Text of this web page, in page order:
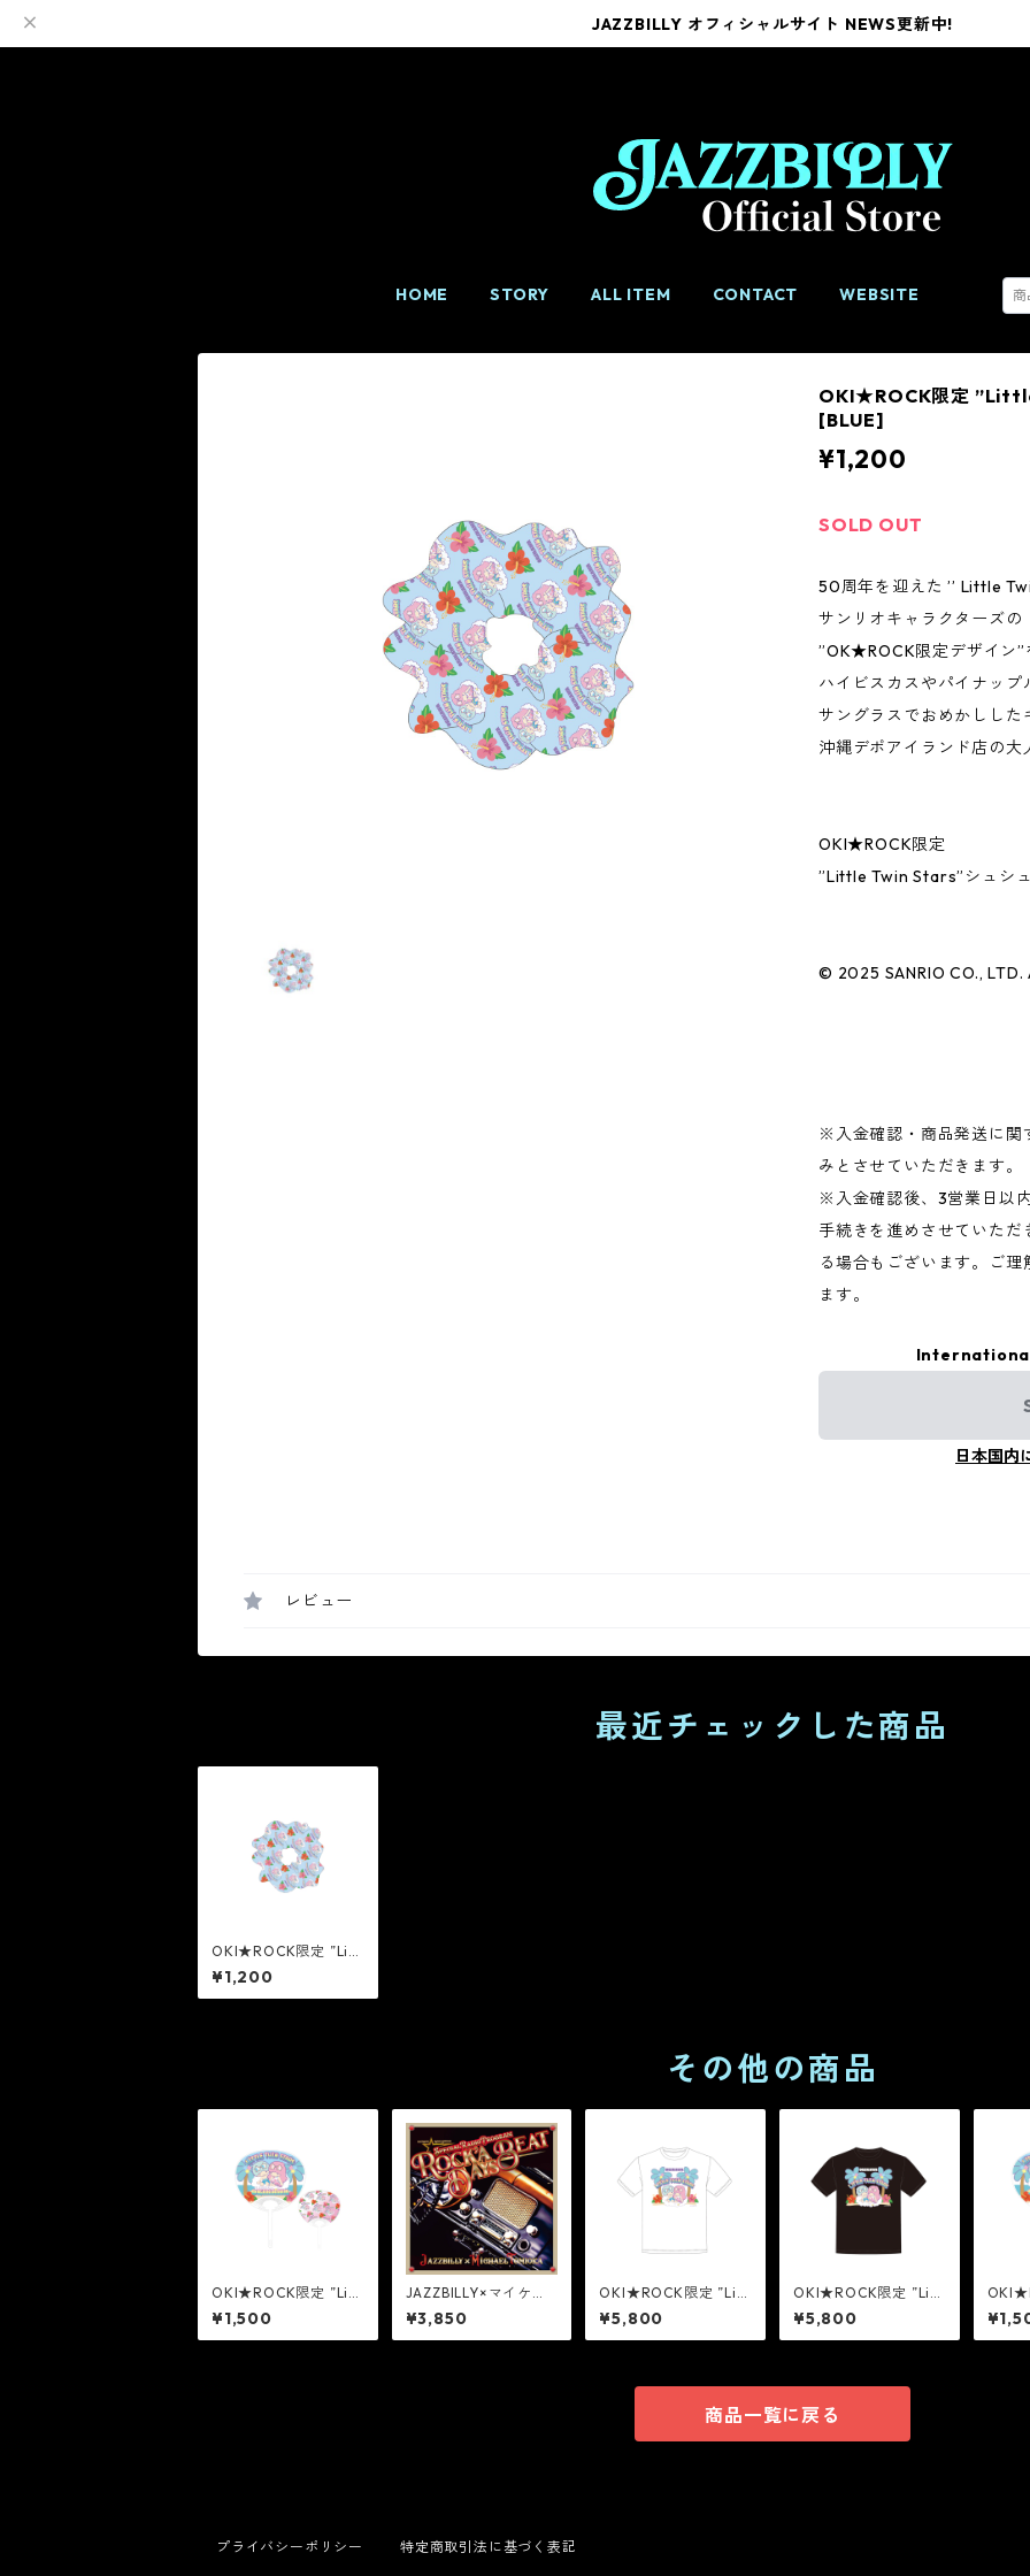
JAZZBILLY オフィシャルサイト NEWS更新中!
HOME STORY ALL ITEM CONTACT WEBSITE
OKI★ROCK限定
[BLUE]
¥1,200
SOLD OUT
50周年を迎えた ’’ Little
サンリオキャラクターズの
”OK★ROCK限定デザイン
ハイビスカスやパイナップ
サングラスでおめかしした
沖縄デポアイランド店の大
OKI★ROCK限定
”Little Twin Stars”シュ
© 2025 SANRIO CO., LTD.
※入金確認・商品発送に関
みとさせていただきます。
※入金確認後、3営業日以
手続きを進めさせていた
る場合もございます。ご
ます。
日本国内
レビュー
最近チェックした商品
OKI★ROCK限定 ”Litt
le Twin Stars” シュシ
ュ[BLUE]
¥1,200
その他の商品
OKI★ROCK限定 ”Litt
le Twin Stars” うちわ
[PINK]
¥1,500
JAZZBILLY×マイケル
富岡 コンセプトCD
『Rock’a Beat Days -
Special Radio Progra
¥3,850
OKI★ROCK限定 ”Litt
le Twin Stars” Tシャ
ツ [WHITE]
¥5,800
OKI★ROCK限定 ”Litt
le Twin Stars” Tシャ
ツ [BLACK]
¥5,800
le
商品一覧に戻る
プライバシーポリシー 特定商取引法に基づく表記